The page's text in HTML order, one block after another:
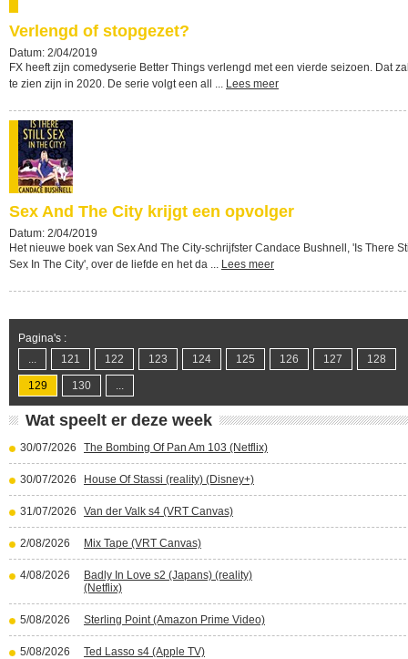
Verlengd of stopgezet?
Datum: 2/04/2019
FX heeft zijn comedyserie Better Things verlengd met een vierde seizoen. Dat
te zien zijn in 2020. De serie volgt een all ... Lees meer
Sex And The City krijgt een opvolger
Datum: 2/04/2019
Het nieuwe boek van Sex And The City-schrijfster Candace Bushnell, 'Is There
Sex In The City', over de liefde en het da ... Lees meer
Pagina's :
...
121 122 123 124 125 126 127 128
129 130 ...
Wat speelt er deze week
30/07/2026 The Bombing Of Pan Am 103 (Netflix)
30/07/2026 House Of Stassi (reality) (Disney+)
31/07/2026 Van der Valk s4 (VRT Canvas)
2/08/2026 Mix Tape (VRT Canvas)
4/08/2026
Badly In Love s2 (Japans) (reality)
(Netflix)
5/08/2026 Sterling Point (Amazon Prime Video)
5/08/2026 Ted Lasso s4 (Apple TV)